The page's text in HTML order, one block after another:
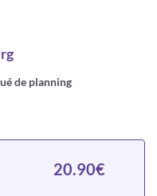
de planning
20.90€